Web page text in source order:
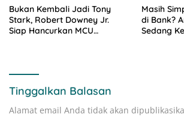
Bukan Kembali Jadi Tony
Stark, Robert Downey Jr.
Siap Hancurkan MCU
Masih
di Bank?
Sedang
Tinggalkan Balasan
Alamat email Anda tidak akan